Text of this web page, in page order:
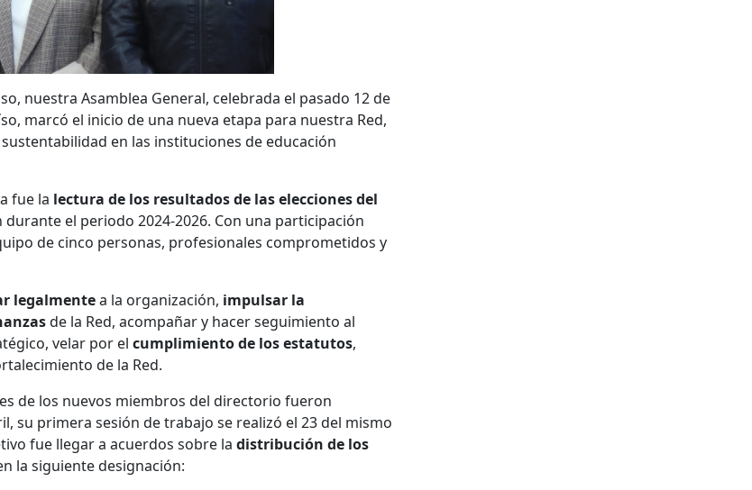
nuestra Asamblea General, celebrada el pasado 12 de
marcó el inicio de una nueva etapa para nuestra Red,
en las instituciones de educación
fue la lectura de los resultados de las elecciones del
el periodo 2024-2026. Con una participación
de cinco personas, profesionales comprometidos y
legalmentea la organización, impulsar la
de la Red, acompañar y hacer seguimiento al
velar por el cumplimiento de los estatutos,
de la Red.
de los nuevos miembros del directorio fueron
su primera sesión de trabajo se realizó el 23 del mismo
fue llegar a acuerdos sobre la distribución de los
la siguiente designación: